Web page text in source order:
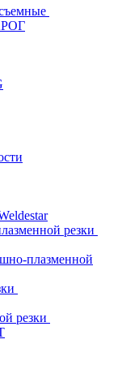
резки
плазменной
резки